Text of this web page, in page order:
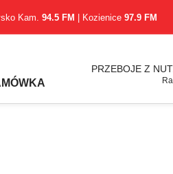
Kam. 94.5 FM | Kozienice 97.9 FM
PRZEBOJE Z